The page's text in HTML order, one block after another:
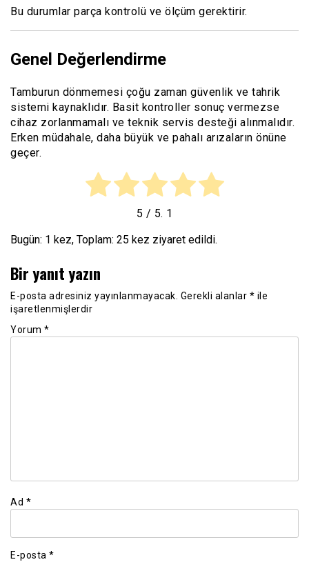
Bu durumlar parça kontrolü ve ölçüm gerektirir.
Genel Değerlendirme
Tamburun dönmemesi çoğu zaman güvenlik ve tahrik
sistemi kaynaklıdır. Basit kontroller sonuç vermezse
cihaz zorlanmamalı ve teknik servis desteği alınmalıdır.
Erken müdahale, daha büyük ve pahalı arızaların önüne
geçer.
5 / 5. 1
Bugün: 1 kez, Toplam: 25 kez ziyaret edildi.
Bir yanıt yazın
E-posta adresiniz yayınlanmayacak. Gerekli alanlar * ile
işaretlenmişlerdir
Yorum *
Ad *
E-posta *